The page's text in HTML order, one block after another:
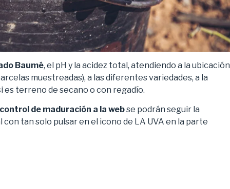
Baumé, el pH y la acidez total, atendiendo a la ubicación
muestreadas), a las diferentes variedades, a la
es terreno de secano o con regadío.
de maduración a la webse podrán seguir la
tan solo pulsar en el icono de LA UVA en la parte